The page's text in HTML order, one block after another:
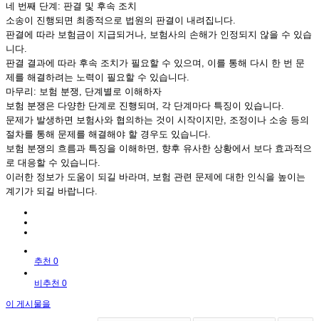
네 번째 단계: 판결 및 후속 조치
소송이 진행되면 최종적으로 법원의 판결이 내려집니다.
판결에 따라 보험금이 지급되거나, 보험사의 손해가 인정되지 않을 수 있습
니다.
판결 결과에 따라 후속 조치가 필요할 수 있으며, 이를 통해 다시 한 번 문
제를 해결하려는 노력이 필요할 수 있습니다.
마무리: 보험 분쟁, 단계별로 이해하자
보험 분쟁은 다양한 단계로 진행되며, 각 단계마다 특징이 있습니다.
문제가 발생하면 보험사와 협의하는 것이 시작이지만, 조정이나 소송 등의
절차를 통해 문제를 해결해야 할 경우도 있습니다.
보험 분쟁의 흐름과 특징을 이해하면, 향후 유사한 상황에서 보다 효과적으
로 대응할 수 있습니다.
이러한 정보가 도움이 되길 바라며, 보험 관련 문제에 대한 인식을 높이는
계기가 되길 바랍니다.
추천 0
비추천 0
이 게시물을